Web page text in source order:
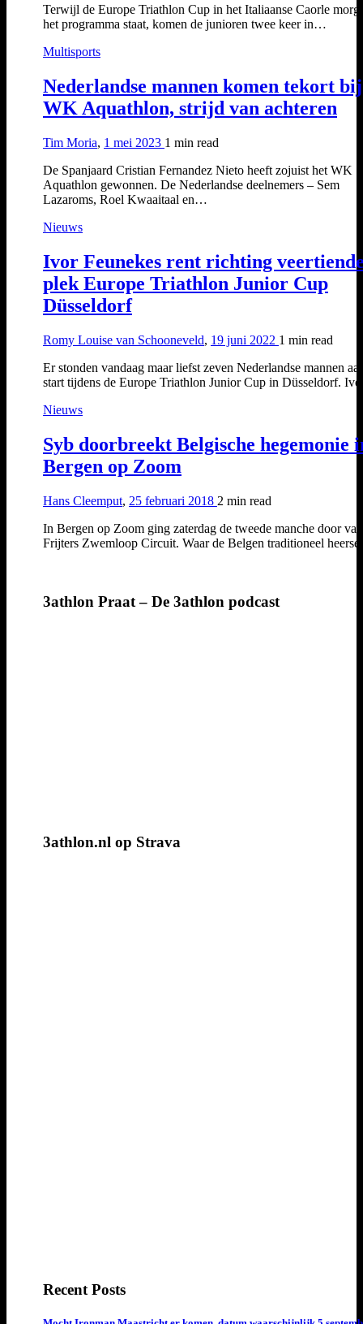
Terwijl de Europe Triathlon Cup in het Italiaanse Caorle
het programma staat, komen de junioren twee keer in…
Multisports
Nederlandse mannen komen tekort bij
WK Aquathlon, strijd van achteren
Tim Moria, 1 mei 2023 1 min read
De Spanjaard Cristian Fernandez Nieto heeft zojuist het WK
Aquathlon gewonnen. De Nederlandse deelnemers – Sem
Lazaroms, Roel Kwaaitaal en…
Nieuws
Ivor Feunekes rent richting
plek Europe Triathlon Junior Cup
Düsseldorf
Romy Louise van Schooneveld, 19 juni 2022 1 min read
Er stonden vandaag maar liefst zeven Nederlandse mannen
start tijdens de Europe Triathlon Junior Cup in Düsseldorf.
Nieuws
Syb doorbreekt Belgische hegemonie
Bergen op Zoom
Hans Cleemput, 25 februari 2018 2 min read
In Bergen op Zoom ging zaterdag de tweede manche door
Frijters Zwemloop Circuit. Waar de Belgen traditioneel
3athlon Praat – De 3athlon podcast
3athlon.nl op Strava
Recent Posts